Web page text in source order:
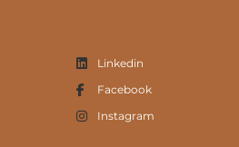
Linkedin
Facebook
Instagram